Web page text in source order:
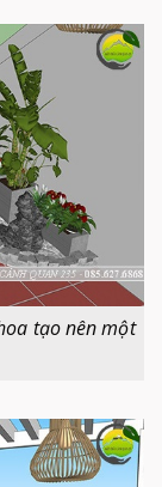
tạo nên một